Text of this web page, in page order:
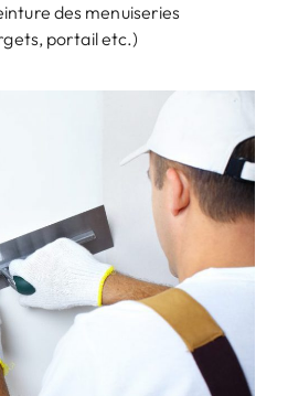
des menuiseries
portail etc.)